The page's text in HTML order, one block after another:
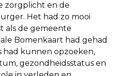
zorgplicht en de
Het had zo mooi
als de gemeente
Bomenkaart had gehad
had kunnen opzoeken,
gezondheidsstatus en